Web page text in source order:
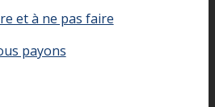
et à ne pas faire
payons